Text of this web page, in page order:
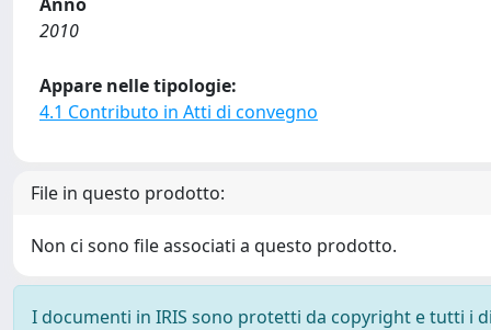
2010
Appare nelle tipologie:
4.1 Contributo in Atti di convegno
File in questo prodotto:
Non ci sono file associati a questo prodotto.
I documenti in IRIS sono protetti da copyright e tutti i